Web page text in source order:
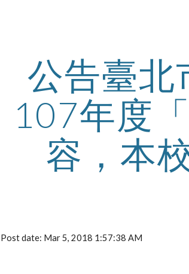
公告臺北
107年度
容，本
Post date: Mar 5, 2018 1:57:38 AM